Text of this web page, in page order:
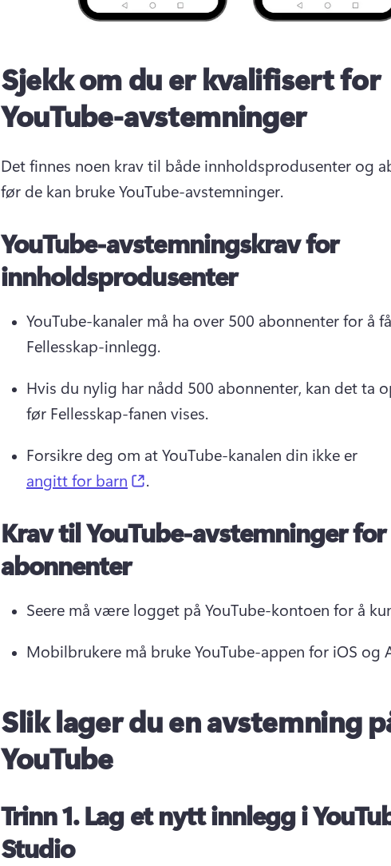
Sjekk om du er kvalifisert for
YouTube-avstemninger
Det finnes noen krav til både innholdsprodusenter og
før de kan bruke YouTube-avstemninger.
YouTube-avstemningskrav for
innholdsprodusenter
YouTube-kanaler må ha over 500 abonnenter for å
Fellesskap-innlegg.
Hvis du nylig har nådd 500 abonnenter, kan det ta
før Fellesskap-fanen vises.
Forsikre deg om at YouTube-kanalen din ikke er
angitt for barn
(opens in a new tab)
.
Krav til YouTube-avstemninger for
abonnenter
Seere må være logget på YouTube-kontoen for å
Mobilbrukere må bruke YouTube-appen for iOS og
Slik lager du en avstemning
YouTube
Trinn 1.Lag et nytt innlegg i
Studio